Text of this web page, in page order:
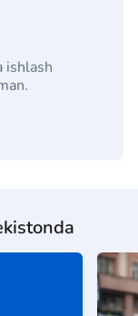
ishlash